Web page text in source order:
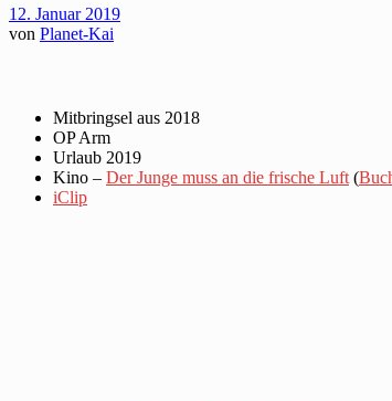
12. Januar 2019
von Planet-Kai
Mitbringsel aus 2018
OP Arm
Urlaub 2019
Kino – Der Junge muss an die frische Luft (
iClip